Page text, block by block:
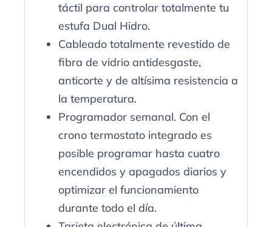
táctil para controlar totalmente tu
estufa Dual Hidro.
Cableado totalmente revestido de
fibra de vidrio antidesgaste,
anticorte y de altísima resistencia a
la temperatura.
Programador semanal. Con el
crono termostato integrado es
posible programar hasta cuatro
encendidos y apagados diarios y
optimizar el funcionamiento
durante todo el día.